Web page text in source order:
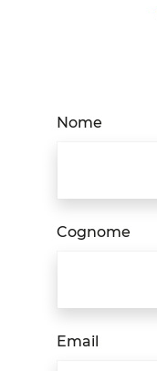
Nome
Cognome
Email